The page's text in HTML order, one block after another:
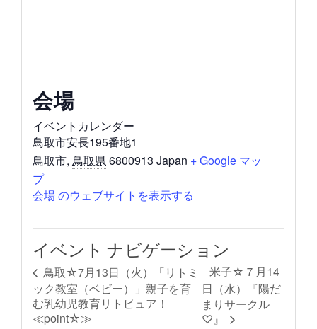
会場
イベントカレンダー
鳥取市安長195番地1
鳥取市, 鳥取県6800913 Japan + Google マッ
プ
会場 のウェブサイトを表示する
イベント ナビゲーション
鳥取☆7月13日（火）「リトミ
ック教室（ベビー）」親子を育
む乳幼児教育リトピュア！
≪point☆≫
米子☆７月14
日（水）『陽だ
まりサークル
♡』